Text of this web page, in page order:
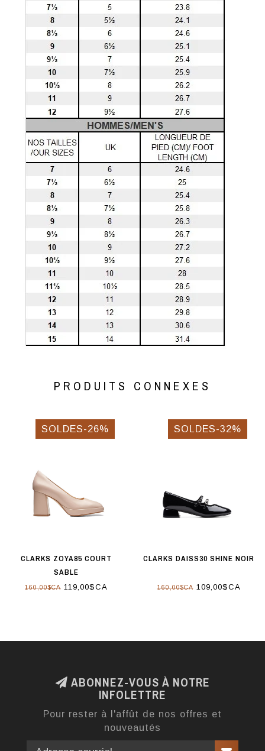
PRODUITS CONNEXES
SOLDES-26%
CLARKS ZOYA85 COURT
SABLE
160,00$CA 119,00$CA
SOLDES-32%
CLARKS DAISS30 SHINE NOIR
160,00$CA109,00$CA
ABONNEZ-VOUS À NOTRE
INFOLETTRE
Pour rester à l'affût de nos offres et
nouveautés